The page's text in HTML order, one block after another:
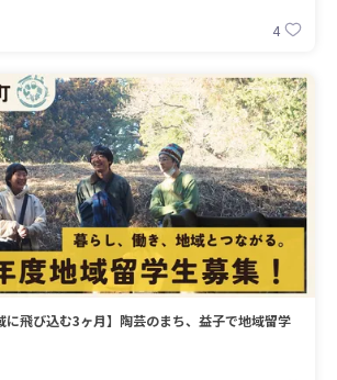
4
に飛び込む3ヶ月】陶芸のまち、益子で地域留学